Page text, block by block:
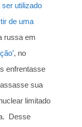
ser utilizado
de uma
russa em
, no
enfrentasse
sua
limitado
Desse